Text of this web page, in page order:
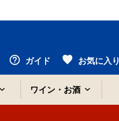
ガイド お気に入り
ワイン・お酒